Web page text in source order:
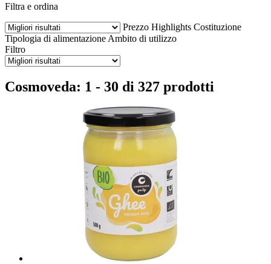
Filtra e ordina
Prezzo Highlights Costituzione
Tipologia di alimentazione Ambito di utilizzo
Filtro
Cosmoveda: 1 - 30 di 327 prodotti